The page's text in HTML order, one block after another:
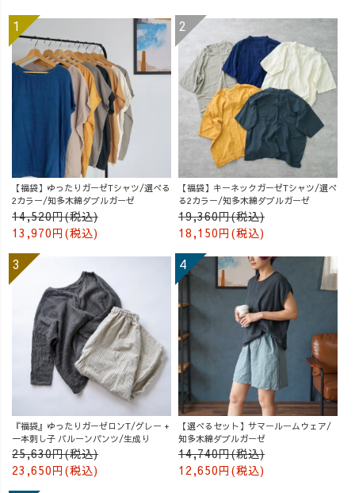
染め #着痩せコ
ーデ #UZUiRO #
ウズイロ
_______________
__ #アラフォ
ーコーデ #草木
染め #着痩せコ
ーデ #UZUiRO #
ウズイロ
【福袋】ゆったりガーゼTシャツ/選べる
2カラー/知多木綿ダブルガーゼ
14,520円(税込)
13,970円(税込)
【福袋】キーネックガーゼTシャツ/選べ
る2カラー/知多木綿ダブルガーゼ
19,360円(税込)
18,150円(税込)
『福袋』ゆったりガーゼロンT/グレー +
一本刺し子 バルーンパンツ/生成り
25,630円(税込)
23,650円(税込)
【選べるセット】サマールームウェア/
知多木綿ダブルガーゼ
14,740円(税込)
12,650円(税込)